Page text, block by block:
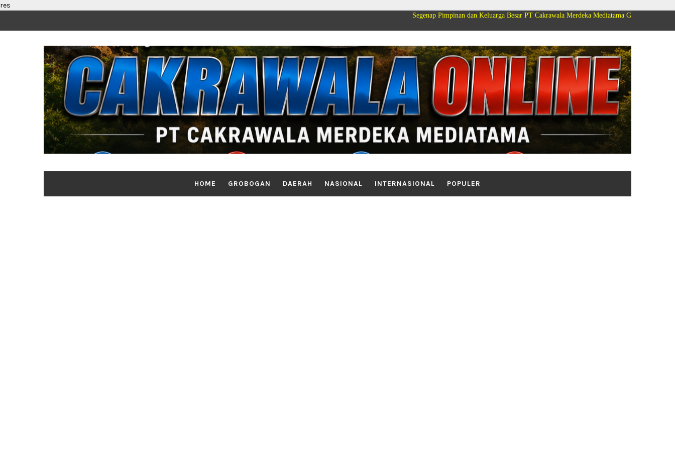
res
Segenap Pimpinan dan Keluarga Besar PT Cakrawala Merdeka Mediatama Group Mengucapkan Selamat
HOME GROBOGAN DAERAH NASIONAL INTERNASIONAL POPULER